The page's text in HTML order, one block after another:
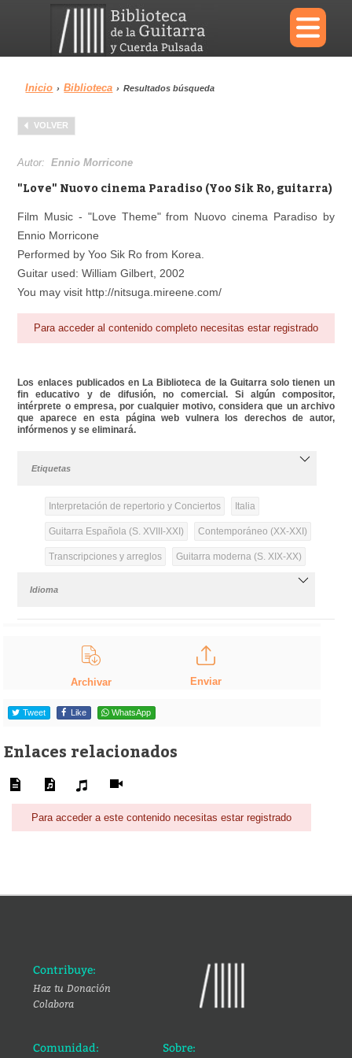
×
Menu
Biblioteca
Área personal
Inicio › Biblioteca › Resultados búsqueda
VOLVER
Autor:Ennio Morricone
"Love" Nuovo cinema Paradiso (Yoo Sik Ro, guitarra)
Film Music - "Love Theme" from Nuovo cinema Paradiso by
Ennio Morricone
Performed by Yoo Sik Ro from Korea.
Guitar used: William Gilbert, 2002
You may visit http://nitsuga.mireene.com/
Para acceder al contenido completo necesitas estar registrado
Los enlaces publicados en La Biblioteca de la Guitarra solo tienen un
fin educativo y de difusión, no comercial. Si algún compositor,
intérprete o empresa, por cualquier motivo, considera que un archivo
que aparece en esta página web vulnera los derechos de autor,
infórmenos y se eliminará.
Etiquetas
Interpretación de repertorio y Conciertos Italia
Guitarra Española (S. XVIII-XXI) Contemporáneo (XX-XXI)
Transcripciones y arreglos Guitarra moderna (S. XIX-XX)
Idioma
Archivar Enviar
Tweet Like WhatsApp
Enlaces relacionados
Para acceder a este contenido necesitas estar registrado
Contribuye:
Haz tu Donación
Colabora
Comunidad: Sobre: